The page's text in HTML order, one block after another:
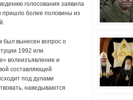
голосования заявила
пришло более половины из
был вынесен вопрос о
1992 или
волеизъявление и
составляющей
под дулами
наведываются